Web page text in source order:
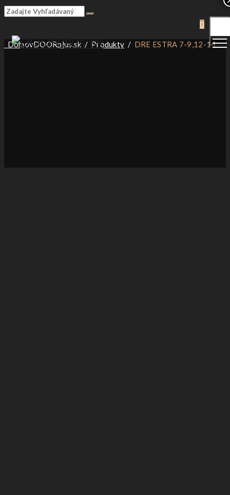
0
DomovDOORplus.sk / Produkty / DRE ESTRA 7-9,12-14